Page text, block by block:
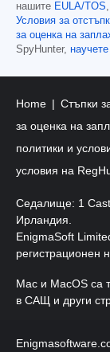
нашите EULA/TOS,
Условия за
за оценка на
SpyHunter,
Home Стъпки
за оценка на
политики и
условия на
Седалище: 1
Ирландия.
EnigmaSoft
регистрационен
Mac и MacOS са
в САЩ и други
запазени.